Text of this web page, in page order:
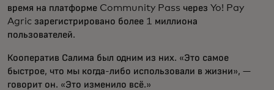
время на платформе Community Pass через Yo! Pay
Agric зарегистрировано более 1 миллиона
пользователей.
Кооператив Салима был одним из них. «Это самое
быстрое, что мы когда-либо использовали в жизни», —
говорит он. «Это изменило всё.»